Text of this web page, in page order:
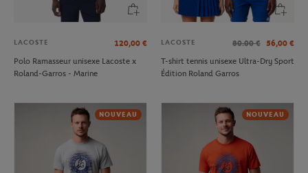
LACOSTE 120,00 €
Polo Ramasseur unisexe Lacoste x
Roland-Garros - Marine
LACOSTE 80.00 € 56,00 €
T-shirt tennis unisexe Ultra-Dry Sport
Édition Roland Garros
NOUVEAU NOUVEAU